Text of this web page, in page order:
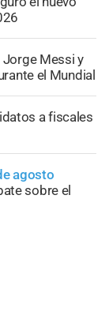
Messi y
el Mundial
a fiscales
agosto
sobre el